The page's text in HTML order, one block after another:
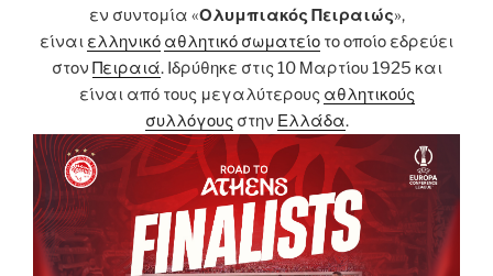
εν συντομία «Ολυμπιακός Πειραιώς»,
είναι ελληνικό αθλητικό σωματείο το οποίο εδρεύει
στον Πειραιά. Ιδρύθηκε στις 10 Μαρτίου 1925 και
είναι από τους μεγαλύτερους αθλητικούς
συλλόγους στην Ελλάδα.